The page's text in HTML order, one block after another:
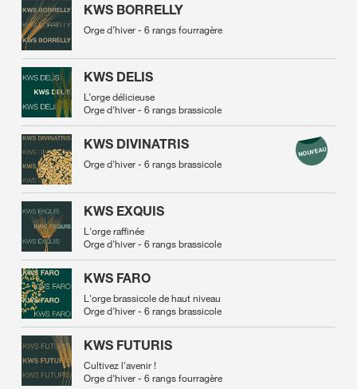
KWS BORRELLY
Orge d’hiver - 6 rangs fourragère
KWS DELIS
L’orge délicieuse
Orge d'hiver - 6 rangs brassicole
KWS DIVINATRIS
Orge d'hiver - 6 rangs brassicole
KWS EXQUIS
L'orge raffinée
Orge d'hiver - 6 rangs brassicole
KWS FARO
L'orge brassicole de haut niveau
Orge d'hiver - 6 rangs brassicole
KWS FUTURIS
Cultivez l'avenir !
Orge d'hiver - 6 rangs fourragère